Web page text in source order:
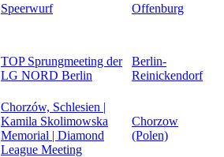
Speerwurf Offenburg
TOP Sprungmeeting der
LG NORD Berlin
Berlin-
Reinickendorf
Chorzów, Schlesien |
Kamila Skolimowska
Memorial | Diamond
League Meeting
Chorzow
(Polen)